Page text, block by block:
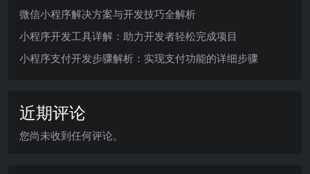
微信小程序解决方案与开发技巧全解析
小程序开发工具详解：助力开发者轻松完成项目
小程序支付开发步骤解析：实现支付功能的详细步骤
近期评论
您尚未收到任何评论。